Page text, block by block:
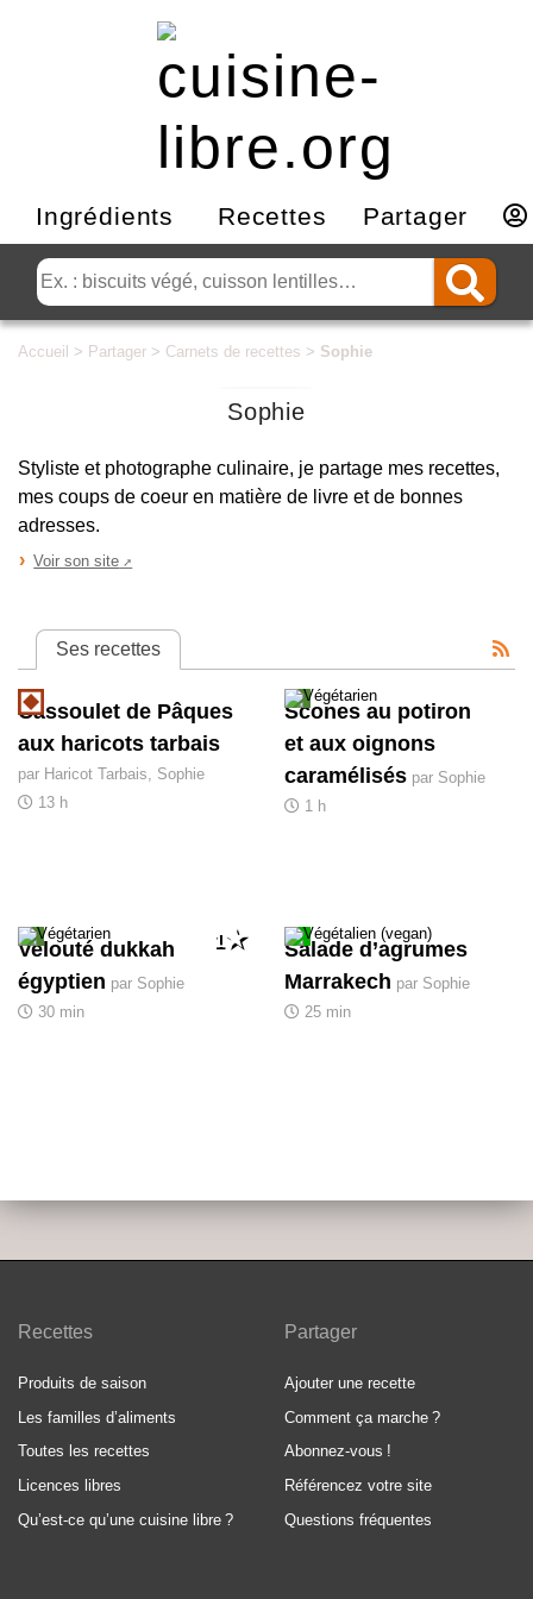
Ingrédients Recettes Partager
Accueil > Partager > Carnets de recettes > Sophie
Sophie
Styliste et photographe culinaire, je partage mes recettes,
mes coups de coeur en matière de livre et de bonnes
adresses.
Voir son site
Ses recettes
Cassoulet de Pâques
aux haricots tarbais
par Haricot Tarbais, Sophie
13 h
Scones au potiron
et aux oignons
caramélisés par Sophie
1 h
Velouté dukkah
égyptien par Sophie
30 min
1
Salade d’agrumes
Marrakech par Sophie
25 min
Recettes
Produits de saison
Les familles d’aliments
Toutes les recettes
Licences libres
Qu’est-ce qu’une cuisine libre ?
Partager
Ajouter une recette
Comment ça marche ?
Abonnez-vous !
Référencez votre site
Questions fréquentes